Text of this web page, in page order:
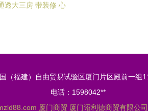
透大三房 带装修 心
（福建）自由贸易试验区厦门片区殿前一组
电话：1598042**
厦门商贸 厦门诏利德商贸有限公司